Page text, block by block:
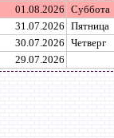
01.08.2026 Суббота
31.07.2026 Пятница
30.07.2026 Четверг
29.07.2026